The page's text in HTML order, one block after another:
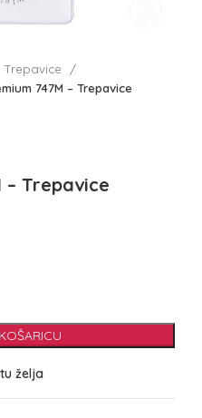
Trepavice
747M – Trepavice
– Trepavice
želja